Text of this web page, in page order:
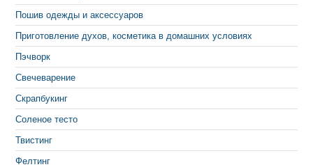
Пошив одежды и аксессуаров
Приготовление духов, косметика в домашних условиях
Пэчворк
Свечеварение
Скрапбукинг
Соленое тесто
Твистинг
Фелтинг